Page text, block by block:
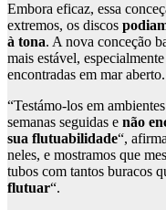
Embora eficaz, essa
extremos, os discos
à tona. A nova conceção
mais estável,
encontradas em mar aberto.
“Testámo-los em
semanas seguidas e não
sua flutuabilidade“,
neles, e mostramos que
tubos com tantos buracos
flutuar“.